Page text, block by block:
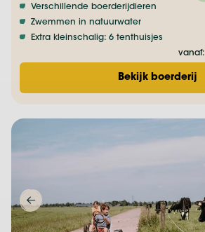
Verschillende boerderijdieren
Zwemmen in natuurwater
Extra kleinschalig: 6 tenthuisjes
vanaf:
Bekijk boerderij